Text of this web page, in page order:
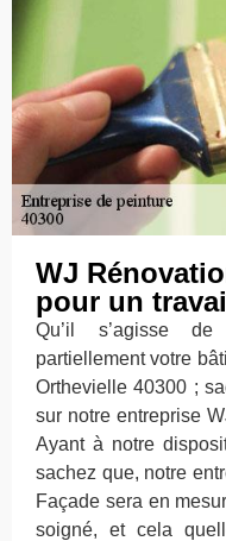
WJ
pour un
Qu’il s’agisse
partiellement votre
Orthevielle 40300 ;
sur notre entreprise
Ayant à notre
sachez que, notre
Façade sera en
soigné, et cela